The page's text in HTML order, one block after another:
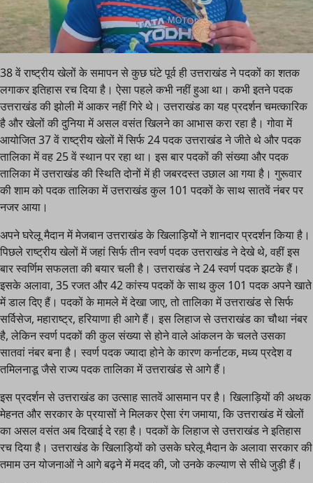
38 वें राष्ट्रीय खेलों के समापन से कुछ घंटे पूर्व ही उत्तराखंड ने पदकों का शतक
लगाकर इतिहास रच दिया है। ऐसा पहले कभी नहीं हुआ था। कभी इतने पदक
उत्तराखंड की झोली में आकर नहीं गिरे थे। उत्तराखंड का यह प्रदर्शन चमत्कारिक
है और खेलों की दुनिया में असल वसंत खिलने का आभास करा रहा है। गोवा में
आयोजित 37 वें राष्ट्रीय खेलों में सिर्फ 24 पदक उत्तराखंड ने जीते थे और पदक
तालिका में वह 25 वें स्थान पर रहा था। इस बार पदकों की संख्या और पदक
तालिका में उत्तराखंड की स्थिति दोनों में ही जबरदस्त उछाल आ गया है। गुरूवार
की शाम को पदक तालिका में उत्तराखंड कुल 101 पदकों के साथ सातवें नंबर पर
नजर आया।
अपने घरेलू मैदान में मेजबान उत्तराखंड के खिलाड़ियोें ने शानदार प्रदर्शन किया है।
पिछले राष्ट्रीय खेलों में जहां सिर्फ तीन स्वर्ण पदक उत्तराखंड ने देखे थे, वहीं इस
बार स्वर्णिम सफलता की बयार चली है। उत्तराखंड ने 24 स्वर्ण पदक झटके हैं।
इसके अलावा, 35 रजत और 42 कांस्य पदकों के साथ कुल 101 पदक अपने खाते
में डाल दिए हैं। पदकों के मामले में देखा जाए, तो तालिका में उत्तराखंड से सिर्फ
सर्विसेज, महाराष्ट्र, हरियाणा ही आगे हैं। इस लिहाज से उत्तराखंड का चौथा नंबर
है, लेकिन स्वर्ण पदकों की कुल संख्या से होने वाले आंकलन के चलते उसका
सातवां नंबर बना है। स्वर्ण पदक ज्यादा होने के कारण कर्नाटक, मध्य प्रदेश व
तमिलनाडू जैसे राज्य पदक तालिका में उत्तराखंड से आगे हैं।
इस प्रदर्शन से उत्तराखंड का उत्साह सातवें आसमान पर है। खिलाड़ियों की अथक
मेहनत और सरकार के प्रयासों ने मिलकर ऐसा रंग जमाया, कि उत्तराखंड में खेलों
का असल वसंत अब दिखाई दे रहा है। पदकों के लिहाज से उत्तराखंड ने इतिहास
रच दिया है। उत्तराखंड के खिलाड़ियों को उसके घरेलू मैदान के अलावा सरकार की
तमाम उन योजनाओं ने आगे बढ़ने में मदद की, जो उनके कल्याण से सीधे जुड़ी हैं।